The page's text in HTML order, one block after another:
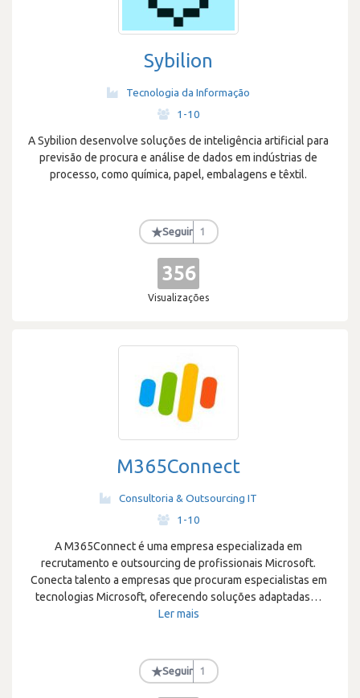
Sybilion
Tecnologia da Informação
1-10
A Sybilion desenvolve soluções de inteligência artificial para
previsão de procura e análise de dados em indústrias de
processo, como química, papel, embalagens e têxtil.
★Seguir 1
356
Visualizações
M365Connect
Consultoria & Outsourcing IT
1-10
A M365Connect é uma empresa especializada em
recrutamento e outsourcing de profissionais Microsoft.
Conecta talento a empresas que procuram especialistas em
tecnologias Microsoft, oferecendo soluções adaptadas…
Ler mais
★Seguir 1